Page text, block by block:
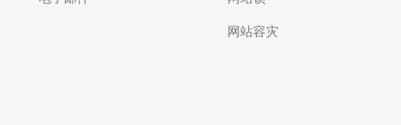
网站容灾